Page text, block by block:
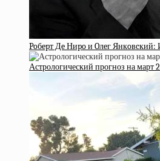
Poбepт Дe Ниpo и Oлeг
Астрологический прогноз на